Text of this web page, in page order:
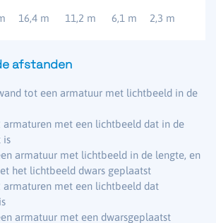
16,4 m 11,2 m 6,1 m 2,3 m
afstanden
tot een armatuur met lichtbeeld in de
armaturen met een lichtbeeld dat in de
is
armatuur met lichtbeeld in de lengte, en
het lichtbeeld dwars geplaatst
armaturen met een lichtbeeld dat
armatuur met een dwarsgeplaatst